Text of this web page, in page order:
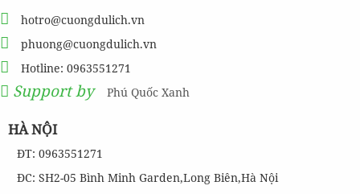
hotro@cuongdulich.vn
phuong@cuongdulich.vn
Hotline: 0963551271
Support by Phú Quốc Xanh
HÀ NỘI
ĐT: 0963551271
ĐC: SH2-05 Bình Minh Garden,Long Biên,Hà Nội